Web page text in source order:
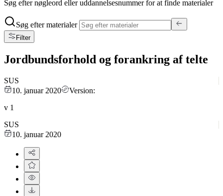
Søg efter nøgleord eller uddannelsesnummer for at finde materialer
Søg efter materialer
Filter
Jordbundsforhold og forankring af telte
SUS
10. januar 2020
Version:
v 1
SUS
10. januar 2020